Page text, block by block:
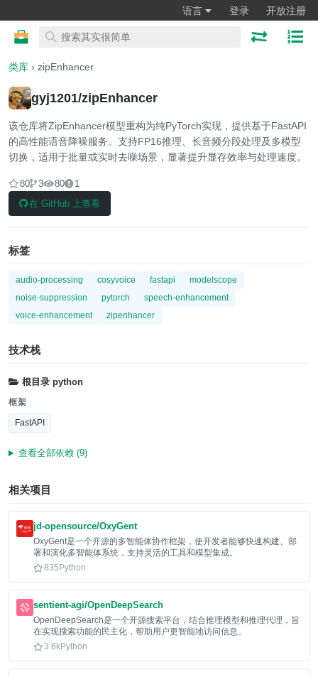
语言 登录 开放注册
类库 › zipEnhancer
gyj1201/zipEnhancer
该仓库将ZipEnhancer模型重构为纯PyTorch实现，提供基于FastAPI
的高性能语音降噪服务。支持FP16推理、长音频分段处理及多模型
切换，适用于批量或实时去噪场景，显著提升显存效率与处理速度。
80 3 80
1
在 GitHub 上查看
标签
audio-processing cosyvoice fastapi
modelscope
noise-suppression
pytorch
speech-enhancement
voice-enhancement
zipenhancer
技术栈
根目录python
框架
FastAPI
查看全部依赖 (9)
相关项目
jd-opensource/OxyGent
OxyGent是一个开源的多智能体协作框架，使开发者能够快速构建、部
署和演化多智能体系统，支持灵活的工具和模型集成。
835 Python
sentient-agi/OpenDeepSearch
OpenDeepSearch是一个开源搜索平台，结合推理模型和推理代理，旨
在实现搜索功能的民主化，帮助用户更智能地访问信息。
3.6kPython